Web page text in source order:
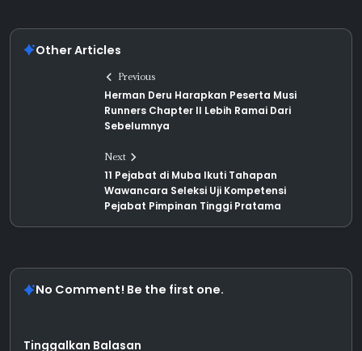
Other Articles
Previous
Herman Deru Harapkan Peserta Musi
Runners Chapter II Lebih Ramai Dari
Sebelumnya
Next
11 Pejabat di Muba Ikuti Tahapan
Wawancara Seleksi Uji Kompetensi
Pejabat Pimpinan Tinggi Pratama
No Comment! Be the first one.
Tinggalkan Balasan